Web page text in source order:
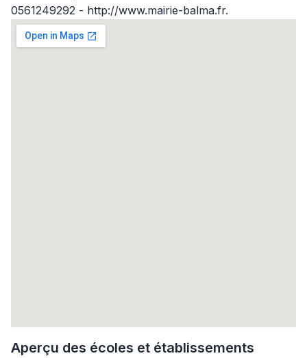
0561249292 - http://www.mairie-balma.fr.
Aperçu des écoles et établissements